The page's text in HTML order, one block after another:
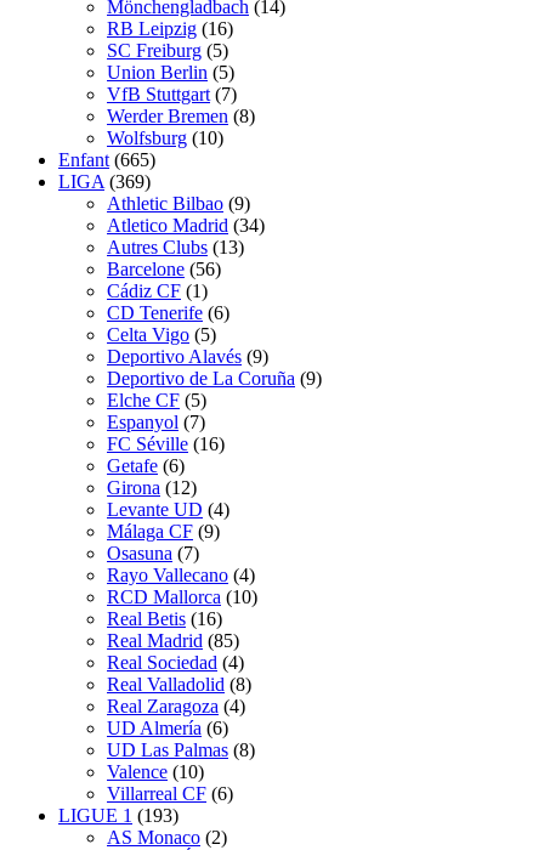
Mönchengladbach (14)
RB Leipzig (16)
SC Freiburg (5)
Union Berlin (5)
VfB Stuttgart (7)
Werder Bremen (8)
Wolfsburg (10)
Enfant (665)
LIGA (369)
Athletic Bilbao (9)
Atletico Madrid (34)
Autres Clubs (13)
Barcelone (56)
Cádiz CF (1)
CD Tenerife (6)
Celta Vigo (5)
Deportivo Alavés (9)
Deportivo de La Coruña (9)
Elche CF (5)
Espanyol (7)
FC Séville (16)
Getafe (6)
Girona (12)
Levante UD (4)
Málaga CF (9)
Osasuna (7)
Rayo Vallecano (4)
RCD Mallorca (10)
Real Betis (16)
Real Madrid (85)
Real Sociedad (4)
Real Valladolid (8)
Real Zaragoza (4)
UD Almería (6)
UD Las Palmas (8)
Valence (10)
Villarreal CF (6)
LIGUE 1 (193)
AS Monaco (2)